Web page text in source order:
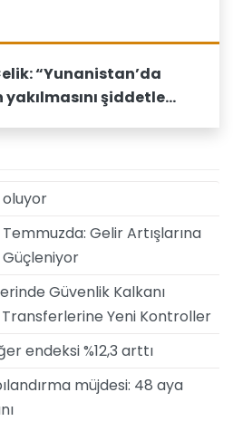
“Yunanistan’da
yakılmasını şiddetle
oluyor
Gelir Artışlarına
Güvenlik Kalkanı
Yeni Kontroller
endeksi %12,3 arttı
müjdesi: 48 aya